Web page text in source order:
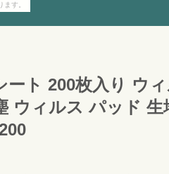
す。
ト 200枚入り ウ
ウィルス パッド 生